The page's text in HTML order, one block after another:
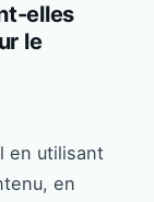
elles
le
en utilisant
en